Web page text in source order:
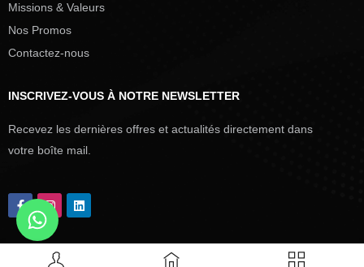
Missions & Valeurs
Nos Promos
Contactez-nous
INSCRIVEZ-VOUS À NOTRE NEWSLETTER
Recevez les dernières offres et actualités directement dans
votre boîte mail.